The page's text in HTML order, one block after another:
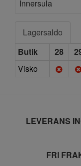
Innersula
Lagersaldo
Butik
28
Visko
LEVERANS
FRI